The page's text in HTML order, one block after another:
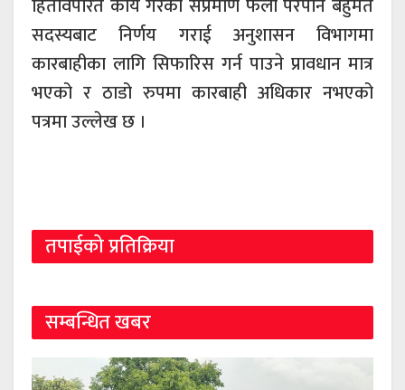
हितविपरित कार्य गरेको सप्रमाण फेला परेपनि बहुमत
सदस्यबाट निर्णय गराई अनुशासन विभागमा
कारबाहीका लागि सिफारिस गर्न पाउने प्रावधान मात्र
भएको र ठाडो रुपमा कारबाही अधिकार नभएको
पत्रमा उल्लेख छ ।
तपाईको प्रतिक्रिया
सम्बन्धित खबर